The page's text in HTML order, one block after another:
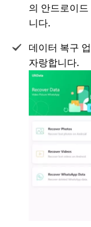
의 안드로이
니다.
데이터 복구
자랑합니다.